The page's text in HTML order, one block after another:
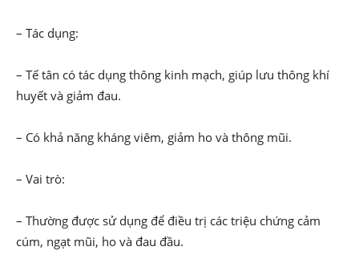
– Tác dụng:
– Tế tân có tác dụng thông kinh mạch, giúp lưu thông khí
huyết và giảm đau.
– Có khả năng kháng viêm, giảm ho và thông mũi.
– Vai trò:
– Thường được sử dụng để điều trị các triệu chứng cảm
cúm, ngạt mũi, ho và đau đầu.